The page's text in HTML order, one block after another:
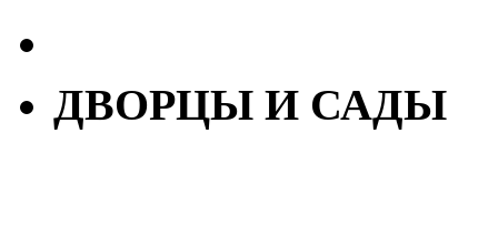
ДВОРЦЫ И САДЫ